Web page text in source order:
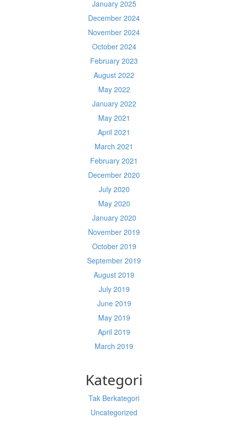
January 2025
December 2024
November 2024
October 2024
February 2023
August 2022
May 2022
January 2022
May 2021
April 2021
March 2021
February 2021
December 2020
July 2020
May 2020
January 2020
November 2019
October 2019
September 2019
August 2019
July 2019
June 2019
May 2019
April 2019
March 2019
Kategori
Tak Berkategori
Uncategorized